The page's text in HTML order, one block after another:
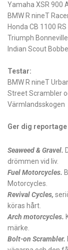
Yamaha XSR 900
BMW R nineT
Honda CB 1100 RS
Triumph
Indian Scout
Testar:
BMW R nineT
Street Scrambler
Värmlandsskogen
Ger dig
Seaweed & Gravel.
drömmen vid liv.
Fuel Motorcycles.
Motorcycles.
Revival Cycles,
köras hårt.
Arch motorcycles.
märke.
Bolt-on Scrambler.